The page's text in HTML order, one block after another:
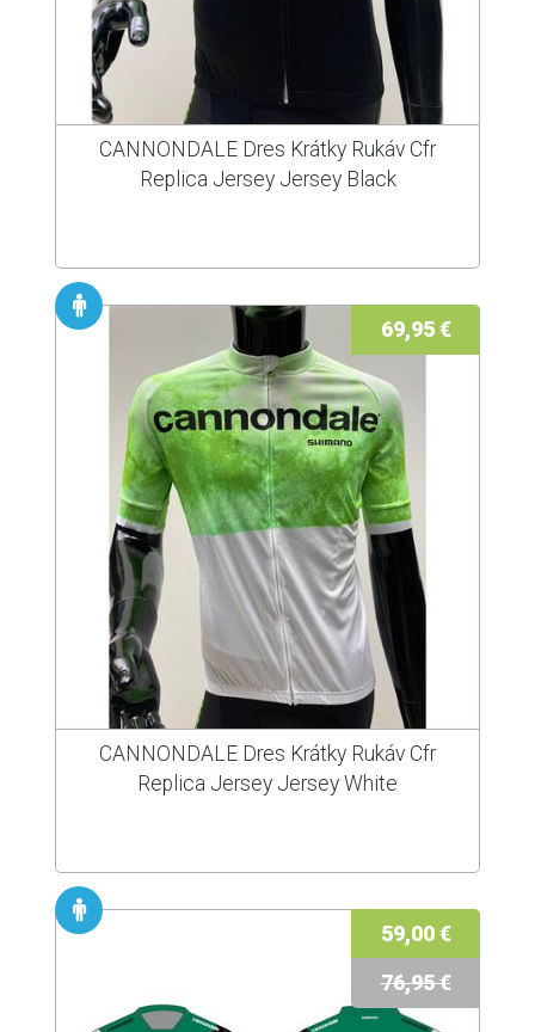
CANNONDALE Dres Krátky Rukáv Cfr
Replica Jersey Jersey Black
69,95 €
CANNONDALE Dres Krátky Rukáv Cfr
Replica Jersey Jersey White
59,00 €
76,95 €